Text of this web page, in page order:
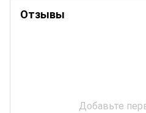
Отзывы
Добавьте